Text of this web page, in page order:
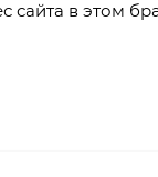
сайта в этом